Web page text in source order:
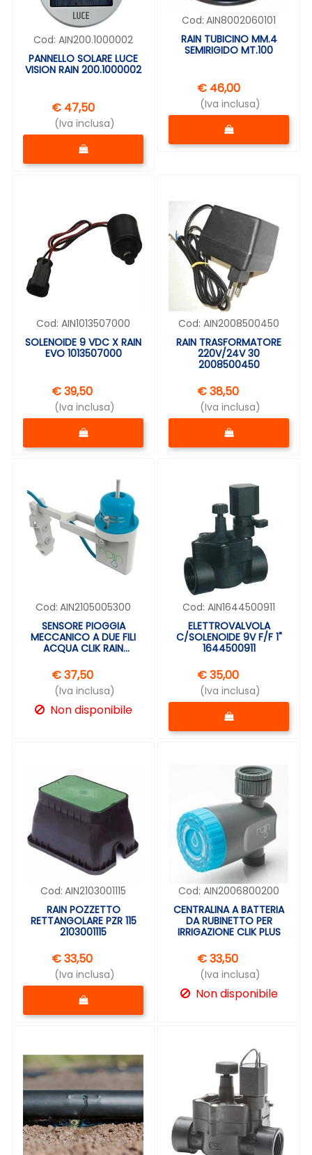
Cod: AIN200.1000002
PANNELLO SOLARE LUCE
VISION RAIN 200.1000002
€ 47,50
(Iva inclusa)
Quantità
Cod: AIN8002060101
RAIN TUBICINO MM.4
SEMIRIGIDO MT.100
€ 46,00
(Iva inclusa)
Quantità
Cod: AIN1013507000
SOLENOIDE 9 VDC X RAIN
EVO 1013507000
€ 39,50
(Iva inclusa)
Quantità
Cod: AIN2008500450
RAIN TRASFORMATORE
220V/24V 30
2008500450
€ 38,50
(Iva inclusa)
Quantità
Cod: AIN2105005300
SENSORE PIOGGIA
MECCANICO A DUE FILI
ACQUA CLIK RAIN
€ 37,50
(Iva inclusa)
Non disponibile
Cod: AIN1644500911
ELETTROVALVOLA
C/SOLENOIDE 9V F/F 1"
1644500911
€ 35,00
(Iva inclusa)
Quantità
Cod: AIN2103001115
RAIN POZZETTO
RETTANGOLARE PZR 115
2103001115
€ 33,50
(Iva inclusa)
Quantità
Cod: AIN2006800200
CENTRALINA A BATTERIA
DA RUBINETTO PER
IRRIGAZIONE CLIK PLUS
€ 33,50
(Iva inclusa)
Non disponibile